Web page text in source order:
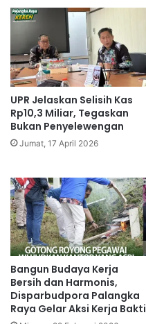
UPR Jelaskan Selisih Kas
Rp10,3 Miliar, Tegaskan
Bukan Penyelewengan
Jumat, 17 April 2026
Bangun Budaya Kerja
Bersih dan Harmonis,
Disparbudpora Palangka
Raya Gelar Aksi Kerja Bakti